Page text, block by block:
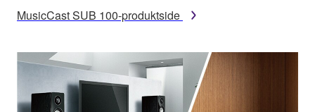
MusicCast SUB 100-produktside